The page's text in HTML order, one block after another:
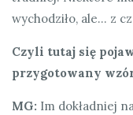
wychodziło, ale… z
Czyli tutaj się
przygotowany
MG: Im dokładniej